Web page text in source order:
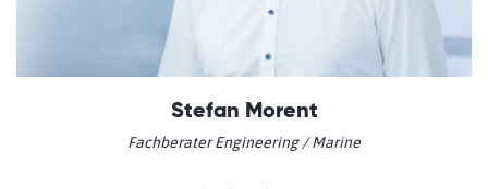
Stefan Morent
Fachberater Engineering / Marine